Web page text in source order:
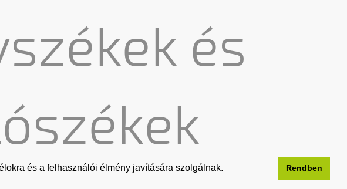
és a felhasználói élmény javítására szolgálnak. Rendben
és